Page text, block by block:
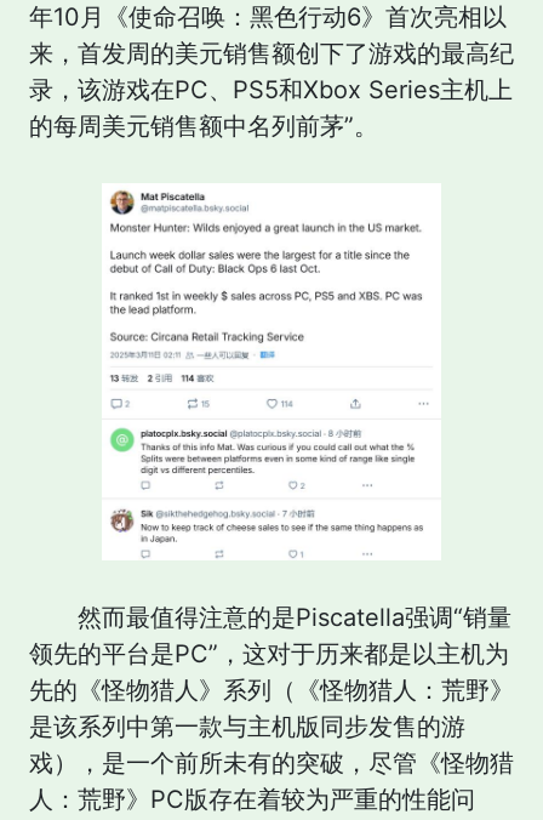
年10月《使命召唤：黑色行动6》首次亮相以
来，首发周的美元销售额创下了游戏的最高纪
录，该游戏在PC、PS5和Xbox Series主机上
的每周美元销售额中名列前茅”。
然而最值得注意的是Piscatella强调“销量
领先的平台是PC”，这对于历来都是以主机为
先的《怪物猎人》系列（《怪物猎人：荒野》
是该系列中第一款与主机版同步发售的游
戏），是一个前所未有的突破，尽管《怪物猎
人：荒野》PC版存在着较为严重的性能问